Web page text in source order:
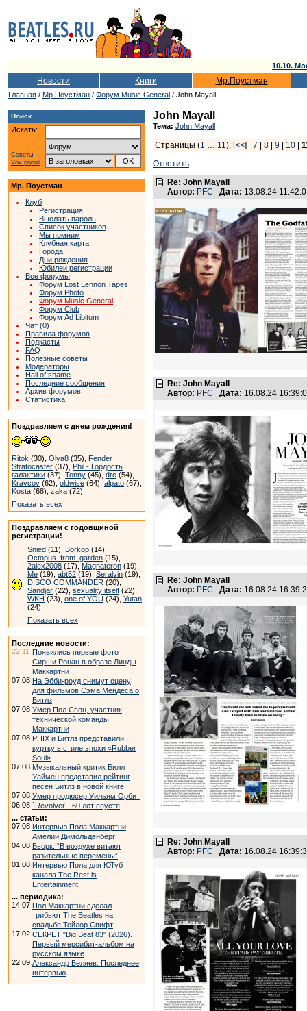
10.10.
Новости Книги Мр.Поустман
Главная / Мр.Поустман / Форум Music General / John Mayall
Поиск
Искать:
Советы
Vox populi
Мр. Поустман
Клуб
Регистрация
Выслать пароль
Список участников
Мы помним
Клубная карта
Города
Дни рождения
Юбилеи регистрации
Все форумы
Форум Lost Lennon Tapes
Форум Photo
Форум Music General
Форум Club
Форум Ad Libitum
Чат (0)
Правила форумов
Подкасты
FAQ
Полезные советы
Модераторы
Hall of shame
Последние сообщения
Архив форумов
Статистика
Поздравляем с днем рождения!
Ritok (30), Olya8 (35), Fender
Stratocaster (37), Phil - Гордость
галактики (37), Tonny (45), drc (54),
Kravcov (62), oldwise (64), alpato (67),
Kosta (68), zaka (72)
Показать всех
Поздравляем с годовщиной
регистрации!
Snied (11), Borkop (14),
Octopus_from_garden (15),
2alex2008 (17), Magnateron (19),
Me (19), abt52 (19), Seralvin (19),
DISCO COMMANDER (20),
Sandjar (22), sexuality itself (22),
WKH (23), one of YOU (24), Yutan
(24)
Показать всех
Последние новости:
22:11 Появились первые фото
Сирши Ронан в образе Линды
Маккартни
07.08 На Эбби-роуд снимут сцену
для фильмов Сэма Мендеса о
Битлз
07.08 Умер Пол Свон, участник
технической команды
Маккартни
07.08 PHIX и Битлз представили
куртку в стиле эпохи «Rubber
Soul»
07.08 Музыкальный критик Билл
Уаймен представил рейтинг
песен Битлз в новой книге
07.08 Умер продюсер Уильям Орбит
06.08 `Revolver`: 60 лет спустя
... статьи:
07.08 Интервью Пола Маккартни
Амелии Димольденберг
04.08 Бьорк: “В воздухе витают
разительные перемены”
01.08 Интервью Пола для ЮТуб
канала The Rest is
Entertainment
... периодика:
14.07 Пол Маккартни сделал
трибьют The Beatles на
свадьбе Тейлор Свифт
17.02 СЕКРЕТ "Big Beat 83" (2026).
Первый мерсибит-альбом на
русском языке
22.09 Александр Беляев. Последнее
интервью
John Mayall
Тема: John Mayall
Страницы (1 … 11): [<<] 7 8 9 10
Ответить
Re: John Mayall
Автор: PFC Дата: 13.08.24
Re: John Mayall
Автор: PFC Дата: 16.08.24
Re: John Mayall
Автор: PFC Дата: 16.08.24
Re: John Mayall
Автор: PFC Дата: 16.08.24